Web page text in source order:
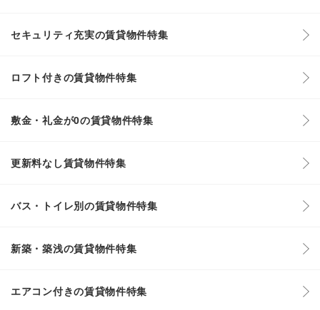
セキュリティ充実の賃貸物件特集
ロフト付きの賃貸物件特集
敷金・礼金が0の賃貸物件特集
更新料なし賃貸物件特集
バス・トイレ別の賃貸物件特集
新築・築浅の賃貸物件特集
エアコン付きの賃貸物件特集